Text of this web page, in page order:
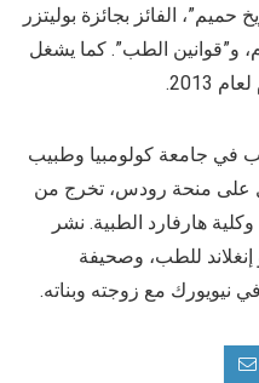
الفائز بجائزة بوليتزر
العام، و”قوانين الطب”. كما يشغل
في جامعة كولومبيا وطبيب
منحة رودس، تخرج من
هارفارد الطبية. نشر
للطب، وصحيفة
نيويورك مع زوجته وبناته.